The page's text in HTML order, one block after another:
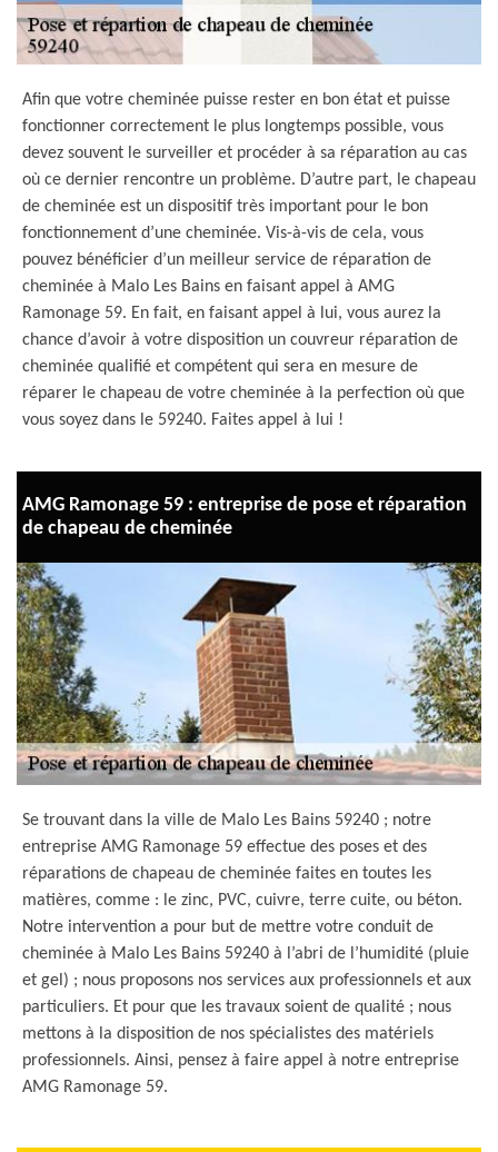
Afin que votre cheminée puisse rester en bon état et puisse
fonctionner correctement le plus longtemps possible, vous
devez souvent le surveiller et procéder à sa réparation au cas
où ce dernier rencontre un problème. D’autre part, le chapeau
de cheminée est un dispositif très important pour le bon
fonctionnement d’une cheminée. Vis-à-vis de cela, vous
pouvez bénéficier d’un meilleur service de réparation de
cheminée à Malo Les Bains en faisant appel à AMG
Ramonage 59. En fait, en faisant appel à lui, vous aurez la
chance d’avoir à votre disposition un couvreur réparation de
cheminée qualifié et compétent qui sera en mesure de
réparer le chapeau de votre cheminée à la perfection où que
vous soyez dans le 59240. Faites appel à lui !
AMG Ramonage 59 : entreprise de pose et réparation
de chapeau de cheminée
Se trouvant dans la ville de Malo Les Bains 59240 ; notre
entreprise AMG Ramonage 59 effectue des poses et des
réparations de chapeau de cheminée faites en toutes les
matières, comme : le zinc, PVC, cuivre, terre cuite, ou béton.
Notre intervention a pour but de mettre votre conduit de
cheminée à Malo Les Bains 59240 à l’abri de l’humidité (pluie
et gel) ; nous proposons nos services aux professionnels et aux
particuliers. Et pour que les travaux soient de qualité ; nous
mettons à la disposition de nos spécialistes des matériels
professionnels. Ainsi, pensez à faire appel à notre entreprise
AMG Ramonage 59.